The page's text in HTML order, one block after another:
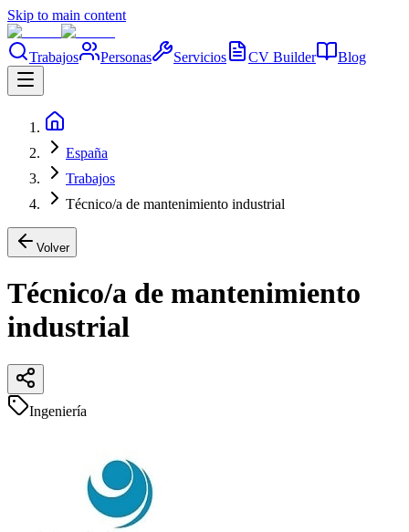
Skip to main content
Trabajos Personas Servicios CV Builder Blog
España
Trabajos
Técnico/a de mantenimiento industrial
Volver
Técnico/a de mantenimiento
industrial
Ingeniería